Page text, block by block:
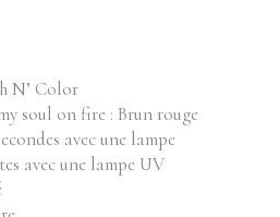
N’ Color
soul on fire : Brun rouge
avec une lampe
avec une lampe UV